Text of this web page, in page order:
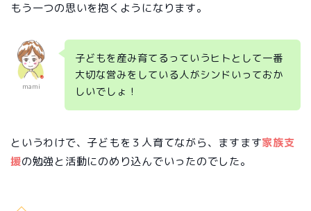
もう一つの思いを抱くようになります。
mami
子どもを産み育てるっていうヒトとして一番
大切な営みをしている人がシンドいっておか
しいでしょ！
というわけで、子どもを３人育てながら、ますます家族支
援の勉強と活動にのめり込んでいったのでした。